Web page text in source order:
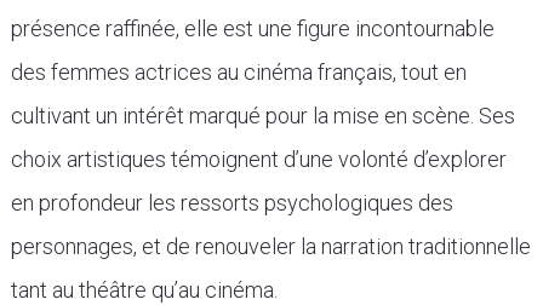
présence raffinée, elle est une figure incontournable
des femmes actrices au cinéma français, tout en
cultivant un intérêt marqué pour la mise en scène. Ses
choix artistiques témoignent d’une volonté d’explorer
en profondeur les ressorts psychologiques des
personnages, et de renouveler la narration traditionnelle
tant au théâtre qu’au cinéma.